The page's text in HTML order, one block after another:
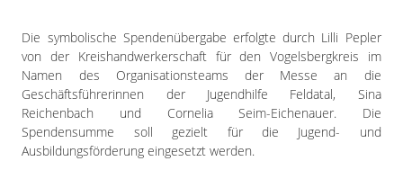
Die symbolische Spendenübergabe erfolgte durch Lilli Pepler
von der Kreishandwerkerschaft für den Vogelsbergkreis im
Namen des Organisationsteams der Messe an die
Geschäftsführerinnen der Jugendhilfe Feldatal, Sina
Reichenbach und Cornelia Seim-Eichenauer. Die
Spendensumme soll gezielt für die Jugend- und
Ausbildungsförderung eingesetzt werden.